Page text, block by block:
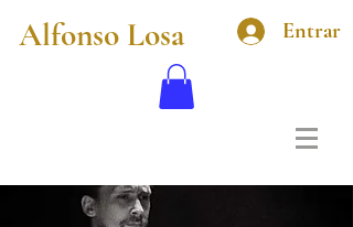
Alfonso Losa Entrar